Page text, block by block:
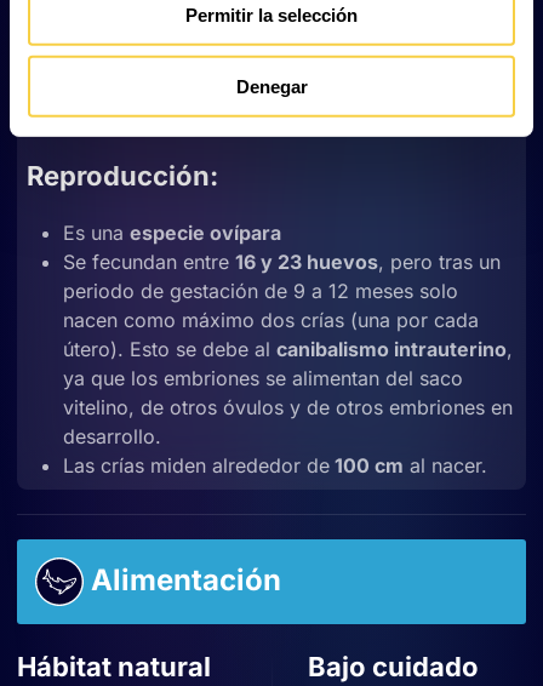
Permitir la selección
Denegar
su aspecto amenazador.
Puede formar grupos temporales para migrar o
reproducirse, aunque gran parte del tiempo se
encuentra en solitario.
Reproducción:
Es una especie ovípara
Se fecundan entre 16 y 23 huevos, pero tras un
periodo de gestación de 9 a 12 meses solo
nacen como máximo dos crías (una por cada
útero). Esto se debe al canibalismo intrauterino,
ya que los embriones se alimentan del saco
vitelino, de otros óvulos y de otros embriones en
desarrollo.
Las crías miden alrededor de 100 cm al nacer.
Alimentación
Hábitat natural
Bajo cuidado